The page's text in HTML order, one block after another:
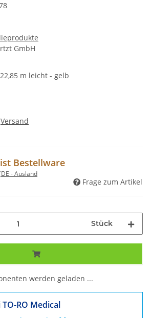
GmbH
m leicht - gelb
Versand
Bestellware
- Ausland
Frage zum Artikel
Stück
werden geladen ...
RO Medical